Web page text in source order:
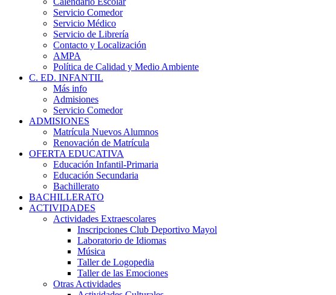
Servicio Comedor
Servicio Médico
Servicio de Librería
Contacto y Localización
AMPA
Política de Calidad y Medio Ambiente
C. ED. INFANTIL
Más info
Admisiones
Servicio Comedor
ADMISIONES
Matrícula Nuevos Alumnos
Renovación de Matrícula
OFERTA EDUCATIVA
Educación Infantil-Primaria
Educación Secundaria
Bachillerato
BACHILLERATO
ACTIVIDADES
Actividades Extraescolares
Inscripciones Club Deportivo Mayol
Laboratorio de Idiomas
Música
Taller de Logopedia
Taller de las Emociones
Otras Actividades